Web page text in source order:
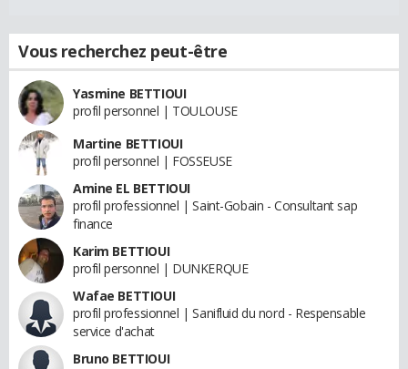
Vous recherchez peut-être
Yasmine BETTIOUI
profil personnel | TOULOUSE
Martine BETTIOUI
profil personnel | FOSSEUSE
Amine EL BETTIOUI
profil professionnel | Saint-Gobain - Consultant sap
finance
Karim BETTIOUI
profil personnel | DUNKERQUE
Wafae BETTIOUI
profil professionnel | Sanifluid du nord - Respensable
service d'achat
Bruno BETTIOUI